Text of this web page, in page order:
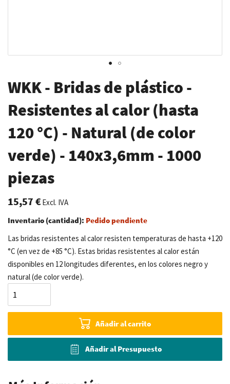
al
comienzo
de
la
galería
de
WKK - Bridas de plástico -
Resistentes al calor (hasta
120 °C) - Natural (de color
verde) - 140x3,6mm - 1000
piezas
15,57 €Excl. IVA
Inventario (cantidad): Pedido pendiente
Las bridas resistentes al calor resisten temperaturas de hasta +120
°C (en vez de +85 °C). Estas bridas resistentes al calor están
disponibles en 12 longitudes diferentes, en los colores negro y
natural (de color verde).
Añadir al carrito
Añadir al Presupuesto